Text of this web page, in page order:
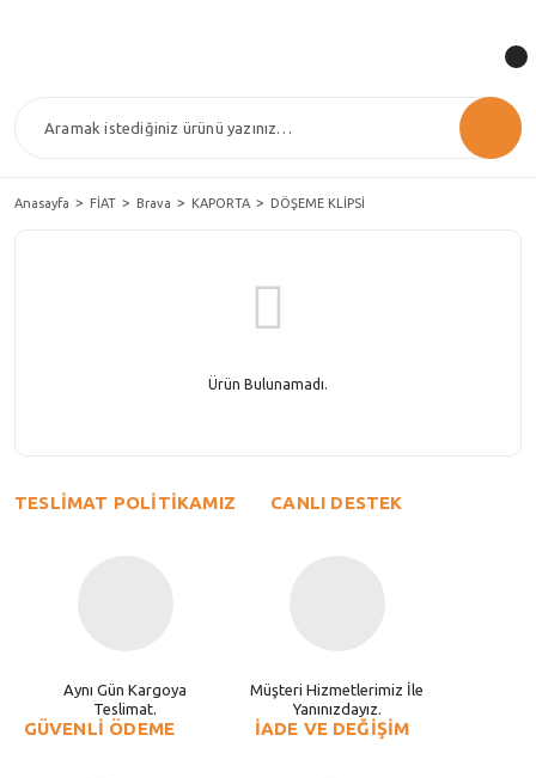
Anasayfa FİAT Brava KAPORTA DÖŞEME KLİPSİ
Ürün Bulunamadı.
TESLİMAT POLİTİKAMIZ
Aynı Gün Kargoya
Teslimat.
CANLI DESTEK
Müşteri Hizmetlerimiz İle
Yanınızdayız.
GÜVENLİ ÖDEME İADE VE DEĞİŞİM